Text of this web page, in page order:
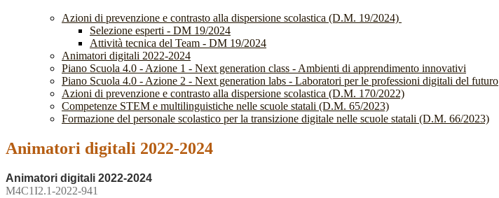
Azioni di prevenzione e contrasto alla dispersione scolastica (D.M. 19/2024)
Selezione esperti - DM 19/2024
Attività tecnica del Team - DM 19/2024
Animatori digitali 2022-2024
Piano Scuola 4.0 - Azione 1 - Next generation class - Ambienti di apprendimento innovativi
Piano Scuola 4.0 - Azione 2 - Next generation labs - Laboratori per le professioni digitali del futuro
Azioni di prevenzione e contrasto alla dispersione scolastica (D.M. 170/2022)
Competenze STEM e multilinguistiche nelle scuole statali (D.M. 65/2023)
Formazione del personale scolastico per la transizione digitale nelle scuole statali (D.M. 66/2023)
Animatori digitali 2022-2024
Animatori digitali 2022-2024
M4C1I2.1-2022-941